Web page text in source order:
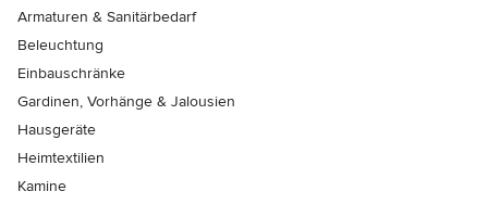
Armaturen & Sanitärbedarf
Beleuchtung
Einbauschränke
Gardinen, Vorhänge & Jalousien
Hausgeräte
Heimtextilien
Kamine